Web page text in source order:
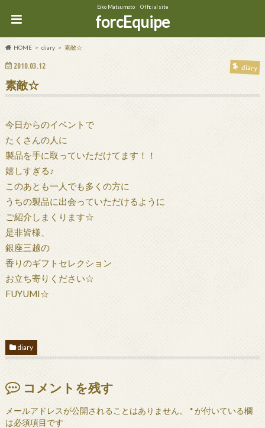
Eiko Matsumoto Official site
forcEquipe
HOME diary 素敵☆
2010.03.12 diary
素敵☆
今日からのイベントで
たくさんの人に
製品を手に取っていただけてます！！
嬉しすぎる♪
このあとも一人でも多くの方に
うちの製品に出会っていただけるように
ご紹介しまくります☆
是非皆様、
銀座三越の
香りのギフトセレクション
お立ち寄りください☆
FUYUMI☆
diary
コメントを残す
メールアドレスが公開されることはありません。 *が付いている欄
は必須項目です